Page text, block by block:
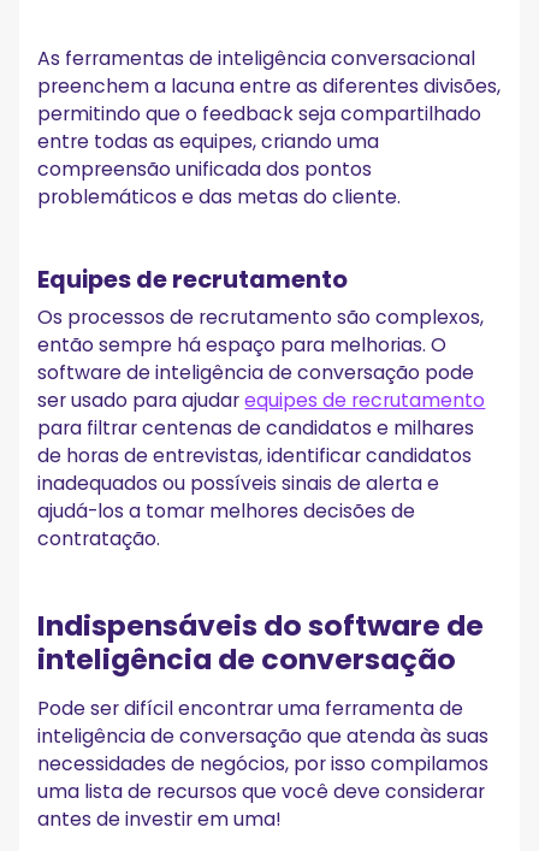
As ferramentas de inteligência conversacional
preenchem a lacuna entre as diferentes divisões,
permitindo que o feedback seja compartilhado
entre todas as equipes, criando uma
compreensão unificada dos pontos
problemáticos e das metas do cliente.
Equipes de recrutamento
Os processos de recrutamento são complexos,
então sempre há espaço para melhorias. O
software de inteligência de conversação pode
ser usado para ajudarequipes de recrutamento
para filtrar centenas de candidatos e milhares
de horas de entrevistas, identificar candidatos
inadequados ou possíveis sinais de alerta e
ajudá-los a tomar melhores decisões de
contratação.
Indispensáveis do software de
inteligência de conversação
Pode ser difícil encontrar uma ferramenta de
inteligência de conversação que atenda às suas
necessidades de negócios, por isso compilamos
uma lista de recursos que você deve considerar
antes de investir em uma!